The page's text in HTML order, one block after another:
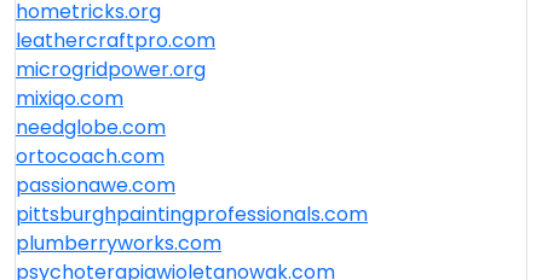
hometricks.org
leathercraftpro.com
microgridpower.org
mixiqo.com
needglobe.com
ortocoach.com
passionawe.com
pittsburghpaintingprofessionals.com
plumberryworks.com
psychoterapiawioletanowak.com